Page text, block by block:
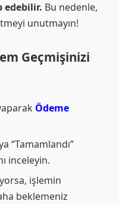
edebilir. Bu nedenle,
unutmayın!
Geçmişinizi
Ödeme
“Tamamlandı”
inceleyin.
işlemin
beklemeniz